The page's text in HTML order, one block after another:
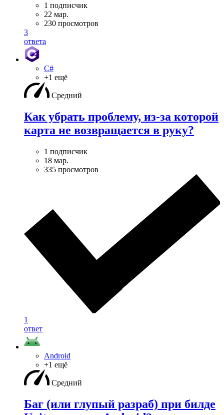
1 подписчик
22 мар.
230 просмотров
3
ответа
C#
+1 ещё
Средний
Как убрать проблему, из-за которой
карта не возвращается в руку?
1 подписчик
18 мар.
335 просмотров
1
ответ
Android
+1 ещё
Средний
Баг (или глупый разраб) при билде